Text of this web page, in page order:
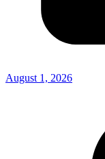
August 1, 2026